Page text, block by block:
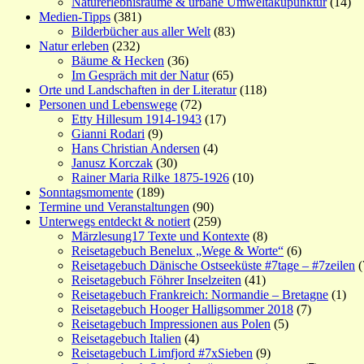
Medien-Tipps (381)
Bilderbücher aus aller Welt (83)
Natur erleben (232)
Bäume & Hecken (36)
Im Gespräch mit der Natur(65)
Orte und Landschaften in der Literatur(118)
Personen und Lebenswege (72)
Etty Hillesum 1914-1943 (17)
Gianni Rodari (9)
Hans Christian Andersen (4)
Janusz Korczak (30)
Rainer Maria Rilke 1875-1926 (10)
Sonntagsmomente (189)
Termine und Veranstaltungen (90)
Unterwegs entdeckt & notiert (259)
Märzlesung17 Texte und Kontexte (8)
Reisetagebuch Benelux „Wege & Worte“ (6)
Reisetagebuch Dänische Ostseeküste #7tage – #7zeilen
Reisetagebuch Föhrer Inselzeiten (41)
Reisetagebuch Frankreich: Normandie – Bretagne (1)
Reisetagebuch Hooger Halligsommer 2018 (7)
Reisetagebuch Impressionen aus Polen (5)
Reisetagebuch Italien (4)
Reisetagebuch Limfjord #7xSieben (9)